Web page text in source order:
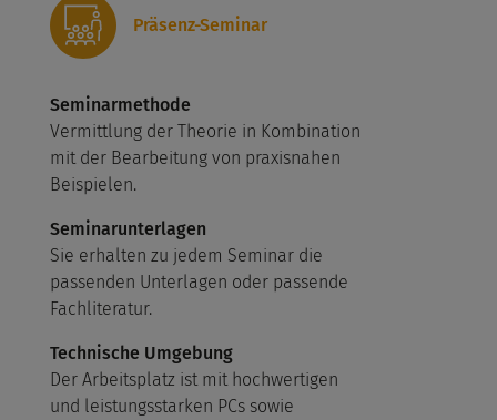
Präsenz-Seminar
Seminarmethode
Vermittlung der Theorie in Kombination
mit der Bearbeitung von praxisnahen
Beispielen.
Seminarunterlagen
Sie erhalten zu jedem Seminar die
passenden Unterlagen oder passende
Fachliteratur.
Technische Umgebung
Der Arbeitsplatz ist mit hochwertigen
und leistungsstarken PCs sowie